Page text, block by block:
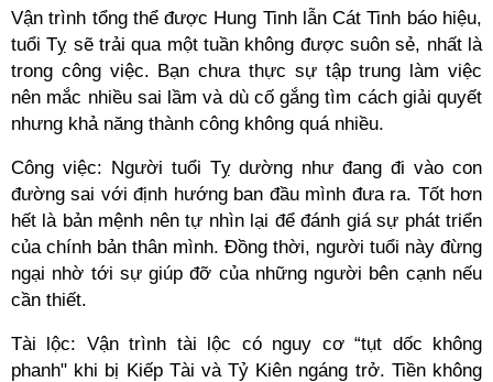
Vận trình tổng thể được Hung Tinh lẫn Cát Tinh báo hiệu,
tuổi Tỵ sẽ trải qua một tuần không được suôn sẻ, nhất là
trong công việc. Bạn chưa thực sự tập trung làm việc
nên mắc nhiều sai lầm và dù cố gắng tìm cách giải quyết
nhưng khả năng thành công không quá nhiều.
Công việc: Người tuổi Tỵ dường như đang đi vào con
đường sai với định hướng ban đầu mình đưa ra. Tốt hơn
hết là bản mệnh nên tự nhìn lại để đánh giá sự phát triển
của chính bản thân mình. Đồng thời, người tuổi này đừng
ngại nhờ tới sự giúp đỡ của những người bên cạnh nếu
cần thiết.
Tài lộc: Vận trình tài lộc có nguy cơ “tụt dốc không
phanh" khi bị Kiếp Tài và Tỷ Kiên ngáng trở. Tiền không